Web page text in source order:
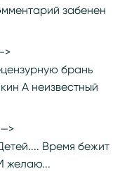
забенен
брань
А неизвестный
Время бежит
желаю...